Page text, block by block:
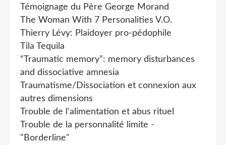
Témoignage du Père George Morand
The Woman With 7 Personalities V.O.
Thierry Lévy: Plaidoyer pro-pédophile
Tila Tequila
“Traumatic memory”: memory disturbances
and dissociative amnesia
Traumatisme/Dissociation et connexion aux
autres dimensions
Trouble de l'alimentation et abus rituel
Trouble de la personnalité limite -
"Borderline"